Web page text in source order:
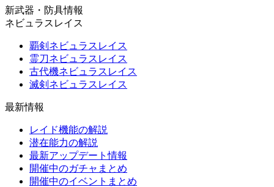
新武器・防具情報
ネビュラスレイス
覇剣ネビュラスレイス
霊刀ネビュラスレイス
古代機ネビュラスレイス
滅剣ネビュラスレイス
最新情報
レイド機能の解説
潜在能力の解説
最新アップデート情報
開催中のガチャまとめ
開催中のイベントまとめ